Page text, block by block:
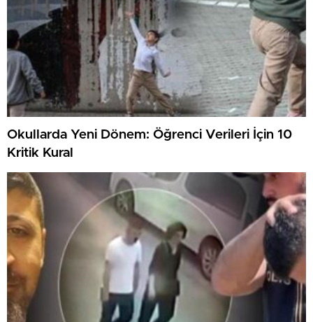
Okullarda Yeni Dönem: Öğrenci Verileri İçin 10
Kritik Kural